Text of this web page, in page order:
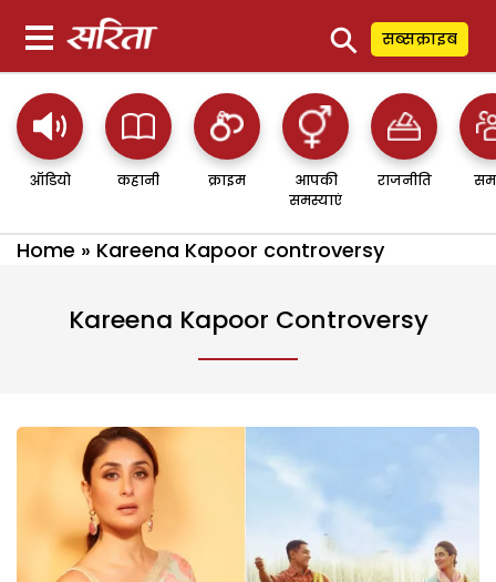
⚲ सब्सक्राइब
ऑडियो कहानी क्राइम
आपकी
समस्याएं
राजनीति
Home » Kareena Kapoor controversy
Kareena Kapoor Controversy